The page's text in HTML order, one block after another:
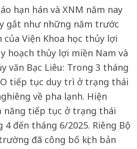
hạn hán và XNM năm nay
gắt như những năm trước
của Viện Khoa học thủy lợi
hoạch thủy lợi miền Nam và
văn Bạc Liêu: Trong 3 tháng
tiếp tục duy trì ở trạng thái
về pha lạnh. Hiện
năng tiếp tục ở trạng thái
đến tháng 6/2025. Riêng Bộ
đã công bố kịch bản